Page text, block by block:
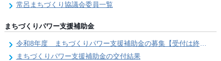
常呂まちづくり協議会委員一覧
まちづくりパワー支援補助金
令和8年度 まちづくりパワー支援補助金の募集【受付は終了しました。】
まちづくりパワー支援補助金の交付結果